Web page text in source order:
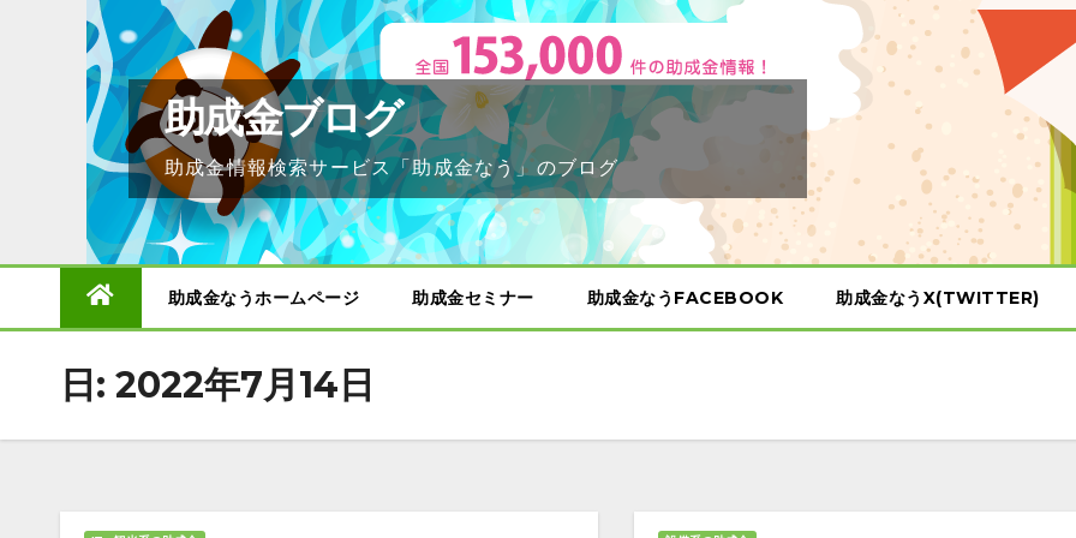
助成金ブログ
助成金情報検索サービス「助成金なう」のブログ
助成金なうホームページ 助成金セミナー 助成金なうFACEBOOK 助成金なうX(TWITTER)
日: 2022年7月14日